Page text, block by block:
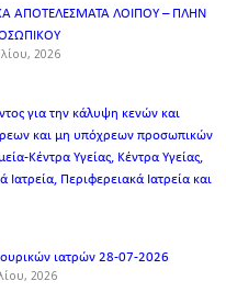
ΑΠΟΤΕΛΕΣΜΑΤΑ ΛΟΙΠΟΥ – ΠΛΗΝ
2026
για την κάλυψη κενών και
και μη υπόχρεων προσωπικών
Κέντρα Υγείας, Κέντρα Υγείας,
Περιφερειακά Ιατρεία και
ιατρών 28-07-2026
2026